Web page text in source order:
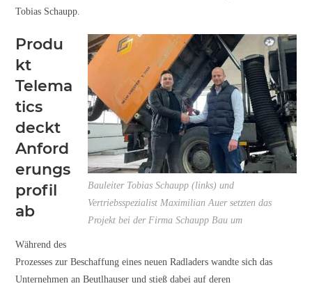
Tobias Schaupp.
Bauleiter Tobias Schaupp (links) und
Vertriebsspezialist Maximilian Auer setzten das
Projekt bei der Firma Schaupp Bau um
Produ
kt
Telema
tics
deckt
Anford
erungs
profil
ab
Während des
Prozesses zur Beschaffung eines neuen Radladers wandte sich das
Unternehmen an Beutlhauser und stieß dabei auf deren